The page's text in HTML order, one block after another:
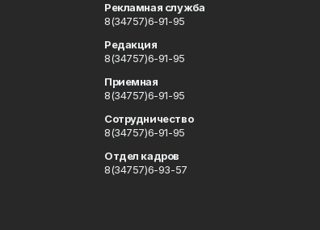
Рекламная служба
8(34757)6-91-95
Редакция
8(34757)6-91-95
Приемная
8(34757)6-91-95
Сотрудничество
8(34757)6-91-95
Отдел кадров
8(34757)6-93-57